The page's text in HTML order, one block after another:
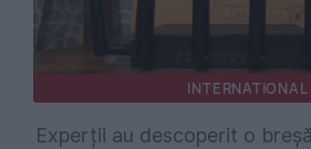
INTERNATIONAL
Experții au descoperit o